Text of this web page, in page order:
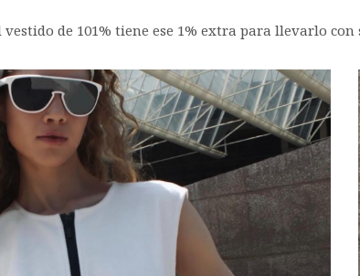
vestido de 101% tiene ese 1% extra para llevarlo